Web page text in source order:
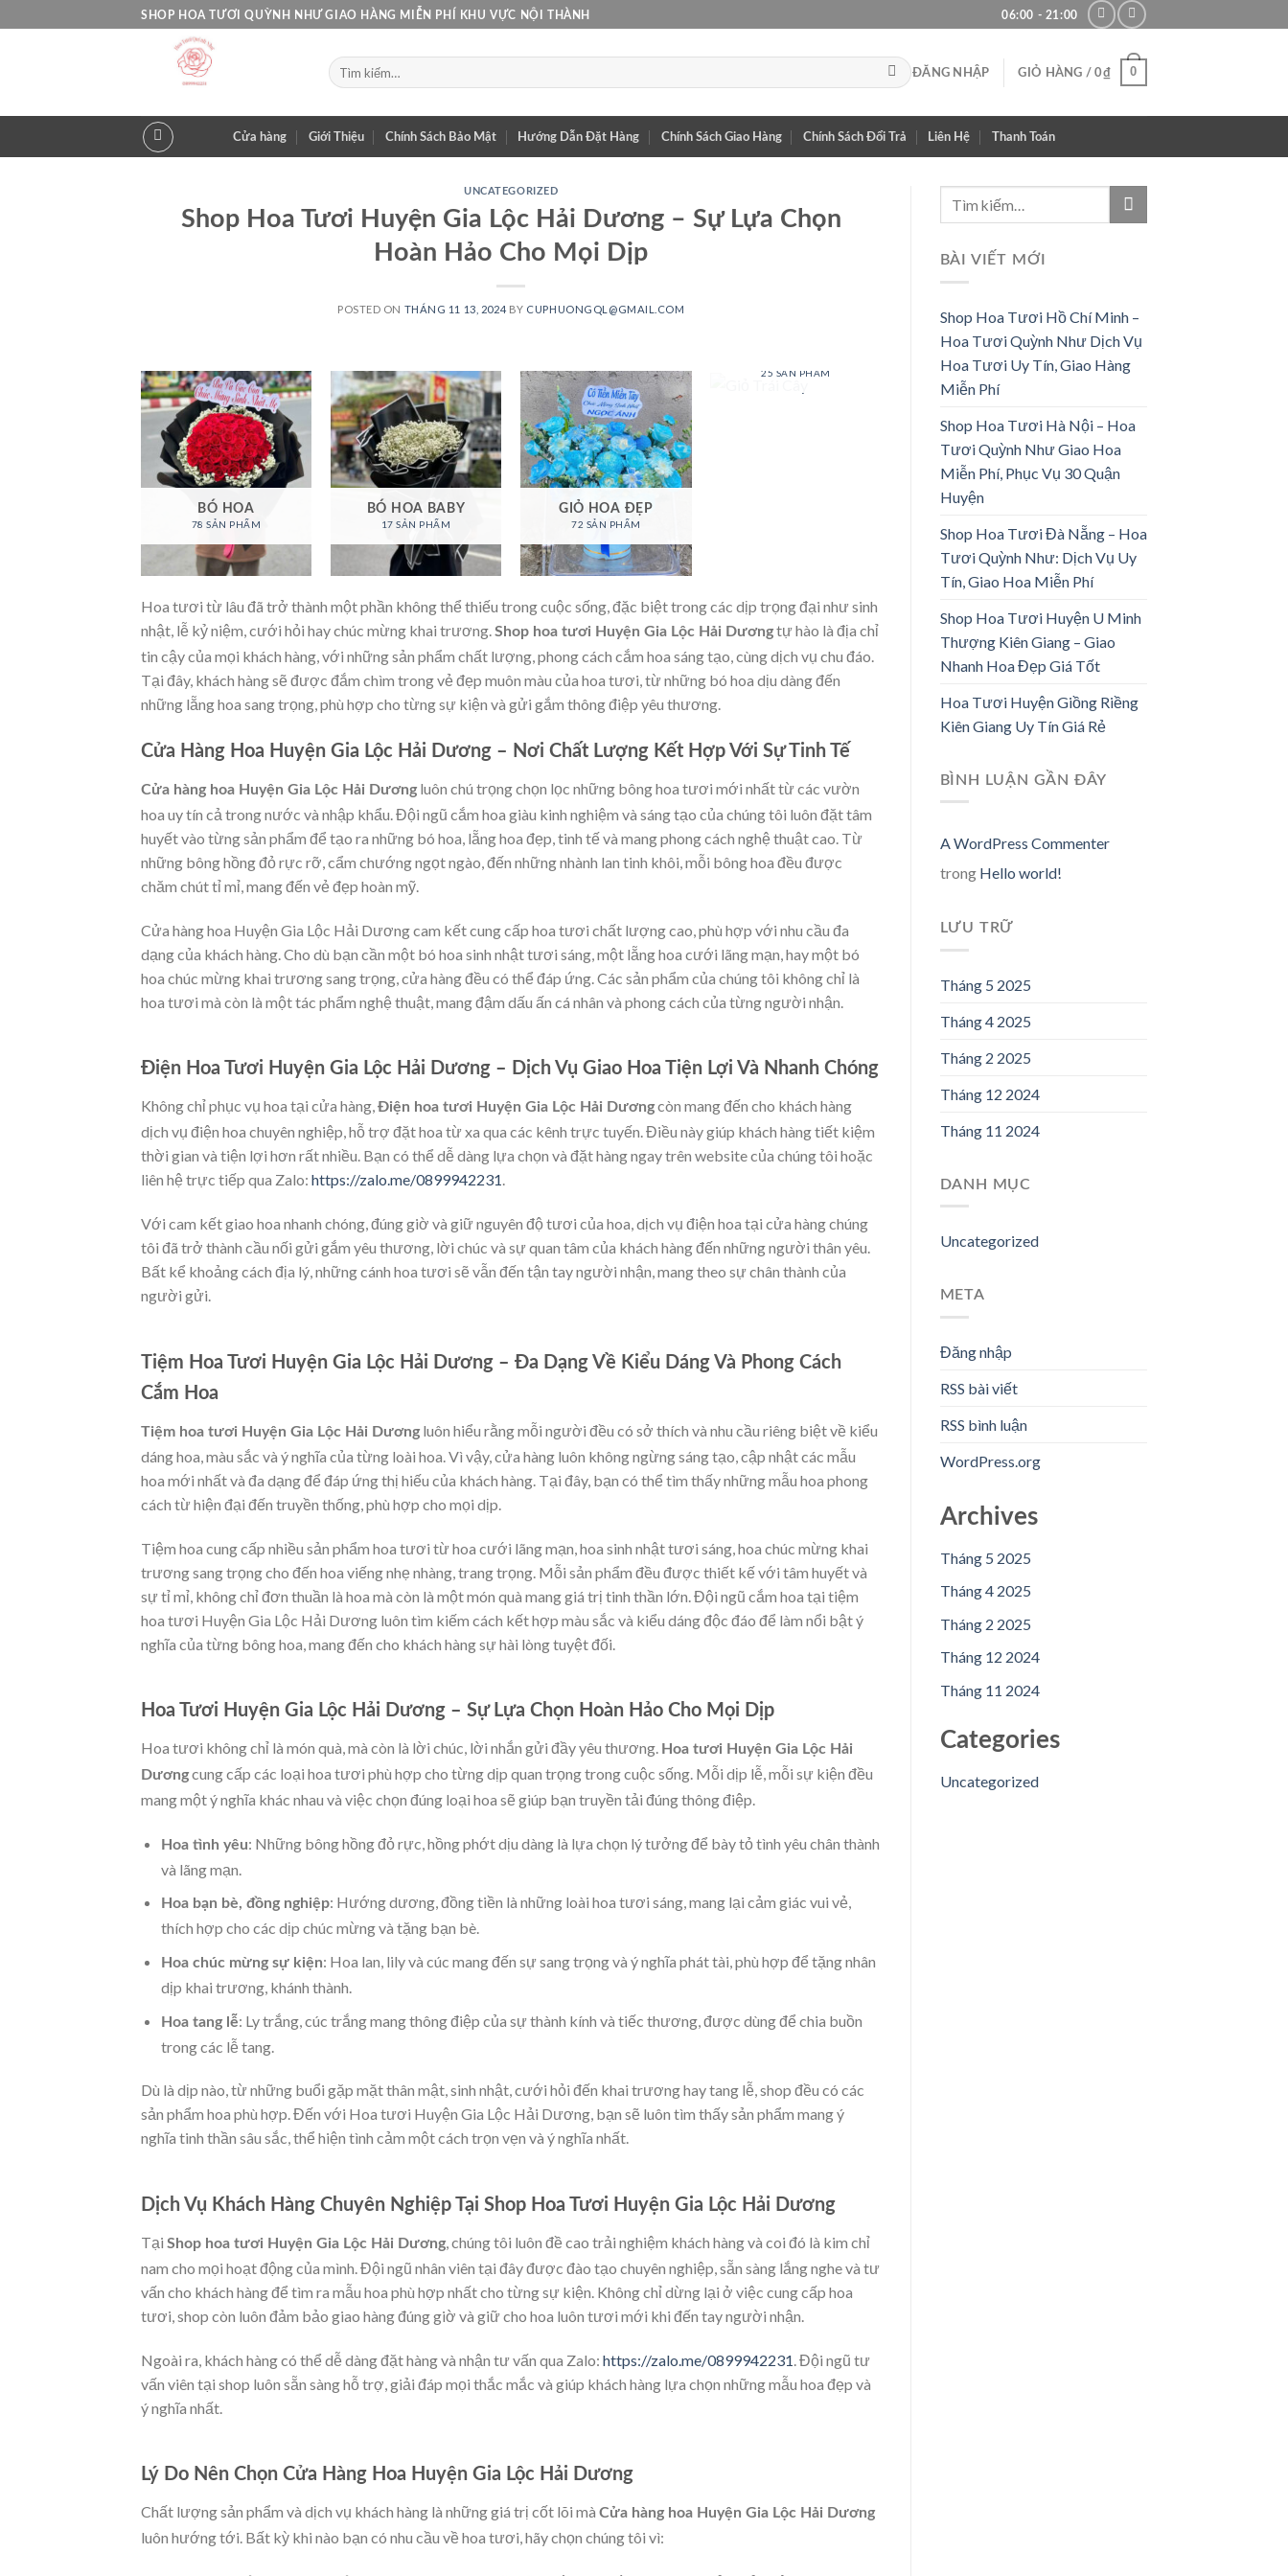
to
SHOP HOA TƯƠI QUỲNH NHƯ GIAO HÀNG MIỄN PHÍ KHU VỰC NỘI THÀNH 06:00 - 21:00
Tìm
kiếm:
ĐĂNG NHẬP GIỎ HÀNG /0₫ 0
Cửa hàng Giới Thiệu Chính Sách Bảo Mật Hướng Dẫn Đặt Hàng Chính Sách Giao Hàng Chính Sách Đổi Trả Liên Hệ Thanh Toán
UNCATEGORIZED
Shop Hoa Tươi Huyện Gia Lộc Hải Dương – Sự Lựa Chọn
Hoàn Hảo Cho Mọi Dịp
POSTED ON THÁNG 11 13, 2024 BY CUPHUONGQL@GMAIL.COM
BÓ HOA
78 SẢN PHẨM
BÓ HOA BABY
17 SẢN PHẨM
GIỎ HOA ĐẸP
72 SẢN PHẨM
25 SẢN PHẨM
HOA CÔ DÂU
33 SẢN PHẨM
HOA KHAI TRƯƠNG
Hoa tươi từ lâu đã trở thành một phần không thể thiếu trong cuộc sống, đặc biệt trong các dịp trọng đại như sinh
nhật, lễ kỷ niệm, cưới hỏi hay chúc mừng khai trương.Shop hoa tươi Huyện Gia Lộc Hải Dươngtự hào là địa chỉ
tin cậy của mọi khách hàng, với những sản phẩm chất lượng, phong cách cắm hoa sáng tạo, cùng dịch vụ chu đáo.
Tại đây, khách hàng sẽ được đắm chìm trong vẻ đẹp muôn màu của hoa tươi, từ những bó hoa dịu dàng đến
những lẵng hoa sang trọng, phù hợp cho từng sự kiện và gửi gắm thông điệp yêu thương.
Cửa Hàng Hoa Huyện Gia Lộc Hải Dương – Nơi Chất Lượng Kết Hợp Với Sự Tinh Tế
Cửa hàng hoa Huyện Gia Lộc Hải Dươngluôn chú trọng chọn lọc những bông hoa tươi mới nhất từ các vườn
hoa uy tín cả trong nước và nhập khẩu. Đội ngũ cắm hoa giàu kinh nghiệm và sáng tạo của chúng tôi luôn đặt tâm
huyết vào từng sản phẩm để tạo ra những bó hoa, lẵng hoa đẹp, tinh tế và mang phong cách nghệ thuật cao. Từ
những bông hồng đỏ rực rỡ, cẩm chướng ngọt ngào, đến những nhành lan tinh khôi, mỗi bông hoa đều được
chăm chút tỉ mỉ, mang đến vẻ đẹp hoàn mỹ.
Cửa hàng hoa Huyện Gia Lộc Hải Dương cam kết cung cấp hoa tươi chất lượng cao, phù hợp với nhu cầu đa
dạng của khách hàng. Cho dù bạn cần một bó hoa sinh nhật tươi sáng, một lẵng hoa cưới lãng mạn, hay một bó
hoa chúc mừng khai trương sang trọng, cửa hàng đều có thể đáp ứng. Các sản phẩm của chúng tôi không chỉ là
hoa tươi mà còn là một tác phẩm nghệ thuật, mang đậm dấu ấn cá nhân và phong cách của từng người nhận.
Điện Hoa Tươi Huyện Gia Lộc Hải Dương – Dịch Vụ Giao Hoa Tiện Lợi Và Nhanh Chóng
Không chỉ phục vụ hoa tại cửa hàng,Điện hoa tươi Huyện Gia Lộc Hải Dươngcòn mang đến cho khách hàng
dịch vụ điện hoa chuyên nghiệp, hỗ trợ đặt hoa từ xa qua các kênh trực tuyến. Điều này giúp khách hàng tiết kiệm
thời gian và tiện lợi hơn rất nhiều. Bạn có thể dễ dàng lựa chọn và đặt hàng ngay trên website của chúng tôi hoặc
liên hệ trực tiếp qua Zalo: https://zalo.me/0899942231.
Với cam kết giao hoa nhanh chóng, đúng giờ và giữ nguyên độ tươi của hoa, dịch vụ điện hoa tại cửa hàng chúng
tôi đã trở thành cầu nối gửi gắm yêu thương, lời chúc và sự quan tâm của khách hàng đến những người thân yêu.
Bất kể khoảng cách địa lý, những cánh hoa tươi sẽ vẫn đến tận tay người nhận, mang theo sự chân thành của
người gửi.
Tiệm Hoa Tươi Huyện Gia Lộc Hải Dương – Đa Dạng Về Kiểu Dáng Và Phong Cách
Cắm Hoa
Tiệm hoa tươi Huyện Gia Lộc Hải Dươngluôn hiểu rằng mỗi người đều có sở thích và nhu cầu riêng biệt về kiểu
dáng hoa, màu sắc và ý nghĩa của từng loài hoa. Vì vậy, cửa hàng luôn không ngừng sáng tạo, cập nhật các mẫu
hoa mới nhất và đa dạng để đáp ứng thị hiếu của khách hàng. Tại đây, bạn có thể tìm thấy những mẫu hoa phong
cách từ hiện đại đến truyền thống, phù hợp cho mọi dịp.
Tiệm hoa cung cấp nhiều sản phẩm hoa tươi từ hoa cưới lãng mạn, hoa sinh nhật tươi sáng, hoa chúc mừng khai
trương sang trọng cho đến hoa viếng nhẹ nhàng, trang trọng. Mỗi sản phẩm đều được thiết kế với tâm huyết và
sự tỉ mỉ, không chỉ đơn thuần là hoa mà còn là một món quà mang giá trị tinh thần lớn. Đội ngũ cắm hoa tại tiệm
hoa tươi Huyện Gia Lộc Hải Dương luôn tìm kiếm cách kết hợp màu sắc và kiểu dáng độc đáo để làm nổi bật ý
nghĩa của từng bông hoa, mang đến cho khách hàng sự hài lòng tuyệt đối.
Hoa Tươi Huyện Gia Lộc Hải Dương – Sự Lựa Chọn Hoàn Hảo Cho Mọi Dịp
Hoa tươi không chỉ là món quà, mà còn là lời chúc, lời nhắn gửi đầy yêu thương. Hoa tươi Huyện Gia Lộc Hải
Dươngcung cấp các loại hoa tươi phù hợp cho từng dịp quan trọng trong cuộc sống. Mỗi dịp lễ, mỗi sự kiện đều
mang một ý nghĩa khác nhau và việc chọn đúng loại hoa sẽ giúp bạn truyền tải đúng thông điệp.
Hoa tình yêu: Những bông hồng đỏ rực, hồng phớt dịu dàng là lựa chọn lý tưởng để bày tỏ tình yêu chân thành
và lãng mạn.
Hoa bạn bè, đồng nghiệp: Hướng dương, đồng tiền là những loài hoa tươi sáng, mang lại cảm giác vui vẻ,
thích hợp cho các dịp chúc mừng và tặng bạn bè.
Hoa chúc mừng sự kiện: Hoa lan, lily và cúc mang đến sự sang trọng và ý nghĩa phát tài, phù hợp để tặng nhân
dịp khai trương, khánh thành.
Hoa tang lễ: Ly trắng, cúc trắng mang thông điệp của sự thành kính và tiếc thương, được dùng để chia buồn
trong các lễ tang.
Dù là dịp nào, từ những buổi gặp mặt thân mật, sinh nhật, cưới hỏi đến khai trương hay tang lễ, shop đều có các
sản phẩm hoa phù hợp. Đến với Hoa tươi Huyện Gia Lộc Hải Dương, bạn sẽ luôn tìm thấy sản phẩm mang ý
nghĩa tinh thần sâu sắc, thể hiện tình cảm một cách trọn vẹn và ý nghĩa nhất.
Dịch Vụ Khách Hàng Chuyên Nghiệp Tại Shop Hoa Tươi Huyện Gia Lộc Hải Dương
Tại Shop hoa tươi Huyện Gia Lộc Hải Dương, chúng tôi luôn đề cao trải nghiệm khách hàng và coi đó là kim chỉ
nam cho mọi hoạt động của mình. Đội ngũ nhân viên tại đây được đào tạo chuyên nghiệp, sẵn sàng lắng nghe và tư
vấn cho khách hàng để tìm ra mẫu hoa phù hợp nhất cho từng sự kiện. Không chỉ dừng lại ở việc cung cấp hoa
tươi, shop còn luôn đảm bảo giao hàng đúng giờ và giữ cho hoa luôn tươi mới khi đến tay người nhận.
Ngoài ra, khách hàng có thể dễ dàng đặt hàng và nhận tư vấn qua Zalo: https://zalo.me/0899942231. Đội ngũ tư
vấn viên tại shop luôn sẵn sàng hỗ trợ, giải đáp mọi thắc mắc và giúp khách hàng lựa chọn những mẫu hoa đẹp và
ý nghĩa nhất.
Lý Do Nên Chọn Cửa Hàng Hoa Huyện Gia Lộc Hải Dương
Chất lượng sản phẩm và dịch vụ khách hàng là những giá trị cốt lõi mà Cửa hàng hoa Huyện Gia Lộc Hải Dương
luôn hướng tới. Bất kỳ khi nào bạn có nhu cầu về hoa tươi, hãy chọn chúng tôi vì:
BÀI VIẾT MỚI
Shop Hoa Tươi Hồ Chí Minh –
Hoa Tươi Quỳnh Như Dịch Vụ
Hoa Tươi Uy Tín, Giao Hàng
Miễn Phí
Shop Hoa Tươi Hà Nội – Hoa
Tươi Quỳnh Như Giao Hoa
Miễn Phí, Phục Vụ 30 Quận
Huyện
Shop Hoa Tươi Đà Nẵng – Hoa
Tươi Quỳnh Như: Dịch Vụ Uy
Tín, Giao Hoa Miễn Phí
Shop Hoa Tươi Huyện U Minh
Thượng Kiên Giang – Giao
Nhanh Hoa Đẹp Giá Tốt
Hoa Tươi Huyện Giồng Riềng
Kiên Giang Uy Tín Giá Rẻ
BÌNH LUẬN GẦN ĐÂY
A WordPress Commenter
trong Hello world!
LƯU TRỮ
Tháng 5 2025
Tháng 4 2025
Tháng 2 2025
Tháng 12 2024
Tháng 11 2024
DANH MỤC
Uncategorized
META
Đăng nhập
RSS bài viết
RSS bình luận
WordPress.org
Archives
Tháng 5 2025
Tháng 4 2025
Tháng 2 2025
Tháng 12 2024
Tháng 11 2024
Categories
Uncategorized